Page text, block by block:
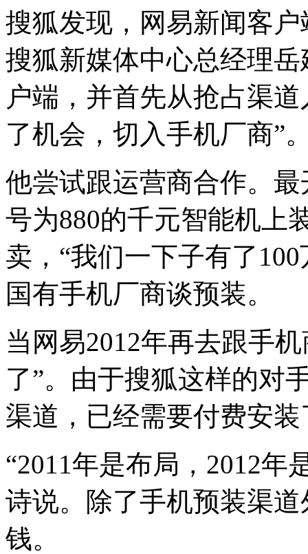
搜狐发现，网易新闻客
搜狐新媒体中心总经理
户端，并首先从抢占渠
了机会，切入手机厂商”
他尝试跟运营商合作。
号为880的千元智能机上
卖，“我们一下子有了
国有手机厂商谈预装。
当网易2012年再去跟手
了”。由于搜狐这样的对
渠道，已经需要付费安装
“2011年是布局，2012年
诗说。除了手机预装渠
钱。